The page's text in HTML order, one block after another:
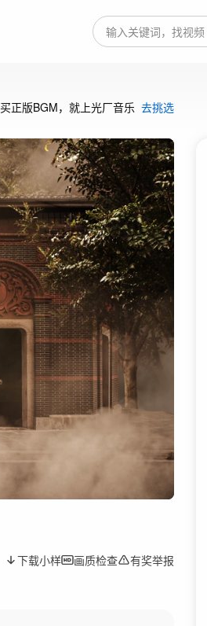
买正版BGM，就上光厂音乐 去挑选
下载小样 画质检查 有奖举报